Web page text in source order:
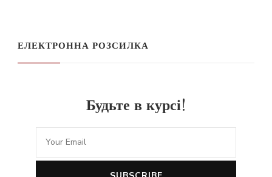
ЕЛЕКТРОННА РОЗСИЛКА
Будьте в курсі!